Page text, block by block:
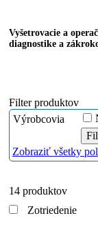
Vyšetrovacie a
diagnostike a
Filter produktov
Výrobcovia
Zobraziť všetky
14 produktov
Zotriedenie